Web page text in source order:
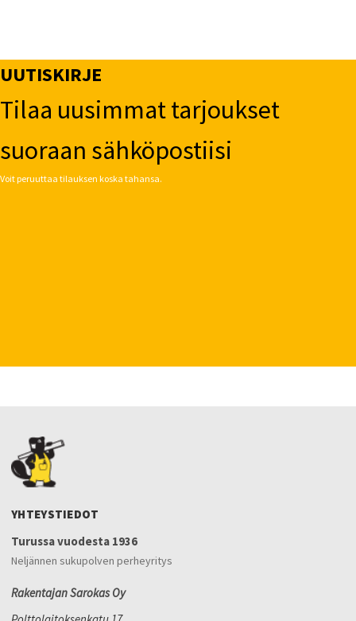
UUTISKIRJE
Tilaa uusimmat tarjoukset
suoraan sähköpostiisi
Voit peruuttaa tilauksen koska tahansa.
YHTEYSTIEDOT
Turussa vuodesta 1936
Neljännen sukupolven perheyritys
Rakentajan Sarokas Oy